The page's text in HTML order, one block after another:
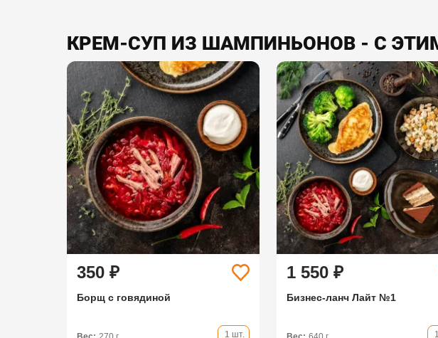
КРЕМ-СУП ИЗ ШАМПИНЬОНОВ - С
350 ₽
Борщ с говядиной
1 шт.
1 550 ₽
Бизнес-ланч Лайт №1